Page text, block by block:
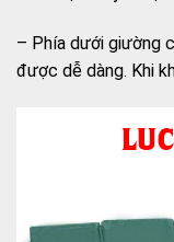
– Phía dưới giường
được dễ dàng. Khi